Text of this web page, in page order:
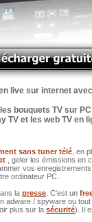
live sur internet
bouquets TV sur
TV et les web TV en
sans tuner télé , en
, geler les émissions en
vos
ordinateur PC.
la presse . C'est un
adware / spyware ou
plus sur la sécurité). Il